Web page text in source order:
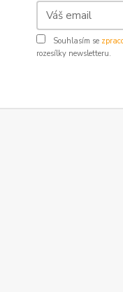
Souhlasím se
rozesílky newsletteru.